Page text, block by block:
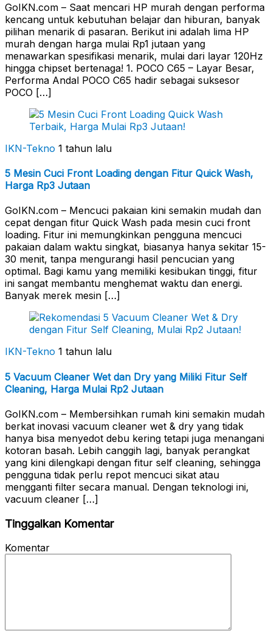
GoIKN.com – Saat mencari HP murah dengan performa
kencang untuk kebutuhan belajar dan hiburan, banyak
pilihan menarik di pasaran. Berikut ini adalah lima HP
murah dengan harga mulai Rp1 jutaan yang
menawarkan spesifikasi menarik, mulai dari layar 120Hz
hingga chipset bertenaga! 1. POCO C65 – Layar Besar,
Performa Andal POCO C65 hadir sebagai suksesor
POCO […]
IKN-Tekno 1 tahun lalu
5 Mesin Cuci Front Loading dengan Fitur Quick Wash,
Harga Rp3 Jutaan
GoIKN.com – Mencuci pakaian kini semakin mudah dan
cepat dengan fitur Quick Wash pada mesin cuci front
loading. Fitur ini memungkinkan pengguna mencuci
pakaian dalam waktu singkat, biasanya hanya sekitar 15-
30 menit, tanpa mengurangi hasil pencucian yang
optimal. Bagi kamu yang memiliki kesibukan tinggi, fitur
ini sangat membantu menghemat waktu dan energi.
Banyak merek mesin […]
IKN-Tekno 1 tahun lalu
5 Vacuum Cleaner Wet dan Dry yang Miliki Fitur Self
Cleaning, Harga Mulai Rp2 Jutaan
GoIKN.com – Membersihkan rumah kini semakin mudah
berkat inovasi vacuum cleaner wet & dry yang tidak
hanya bisa menyedot debu kering tetapi juga menangani
kotoran basah. Lebih canggih lagi, banyak perangkat
yang kini dilengkapi dengan fitur self cleaning, sehingga
pengguna tidak perlu repot mencuci sikat atau
mengganti filter secara manual. Dengan teknologi ini,
vacuum cleaner […]
Tinggalkan Komentar
Komentar